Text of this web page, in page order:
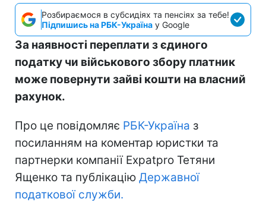
Розбираємося в субсидіях та пенсіях за тебе!
Підпишись на РБК-Україна у Google
За наявності переплати з єдиного
податку чи військового збору платник
може повернути зайві кошти на власний
рахунок.
Про це повідомляє РБК-Україна з
посиланням на коментар юристки та
партнерки компанії Expatpro Тетяни
Ященко та публікацію Державної
податкової служби.